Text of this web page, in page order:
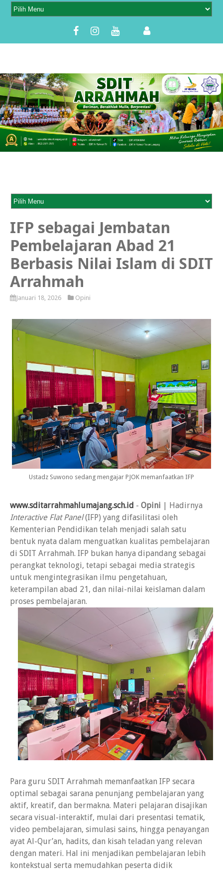
IFP sebagai Jembatan
Pembelajaran Abad 21
Berbasis Nilai Islam di SDIT
Arrahmah
Januari 18, 2026 Opini
Ustadz Suwono sedang mengajar PJOK memanfaatkan IFP
www.sditarrahmahlumajang.sch.id - Opini | Hadirnya
Interactive Flat Panel(IFP) yang difasilitasi oleh
Kementerian Pendidikan telah menjadi salah satu
bentuk nyata dalam menguatkan kualitas pembelajaran
di SDIT Arrahmah. IFP bukan hanya dipandang sebagai
perangkat teknologi, tetapi sebagai media strategis
untuk mengintegrasikan ilmu pengetahuan,
keterampilan abad 21, dan nilai-nilai keislaman dalam
proses pembelajaran.
Para guru SDIT Arrahmah memanfaatkan IFP secara
optimal sebagai sarana penunjang pembelajaran yang
aktif, kreatif, dan bermakna. Materi pelajaran disajikan
secara visual-interaktif, mulai dari presentasi tematik,
video pembelajaran, simulasi sains, hingga penayangan
ayat Al-Qur’an, hadits, dan kisah teladan yang relevan
dengan materi. Hal ini menjadikan pembelajaran lebih
kontekstual serta memudahkan peserta didik